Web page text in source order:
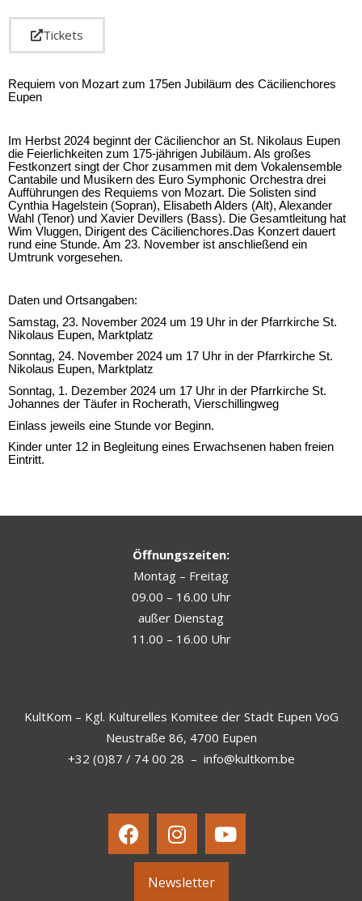
Tickets
Requiem von Mozart zum 175en Jubiläum des Cäcilienchores
Eupen
Im Herbst 2024 beginnt der Cäcilienchor an St. Nikolaus Eupen
die Feierlichkeiten zum 175-jährigen Jubiläum. Als großes
Festkonzert singt der Chor zusammen mit dem Vokalensemble
Cantabile und Musikern des Euro Symphonic Orchestra drei
Aufführungen des Requiems von Mozart. Die Solisten sind
Cynthia Hagelstein (Sopran), Elisabeth Alders (Alt), Alexander
Wahl (Tenor) und Xavier Devillers (Bass). Die Gesamtleitung hat
Wim Vluggen, Dirigent des Cäcilienchores.Das Konzert dauert
rund eine Stunde. Am 23. November ist anschließend ein
Umtrunk vorgesehen.
Daten und Ortsangaben:
Samstag, 23. November 2024 um 19 Uhr in der Pfarrkirche St.
Nikolaus Eupen, Marktplatz
Sonntag, 24. November 2024 um 17 Uhr in der Pfarrkirche St.
Nikolaus Eupen, Marktplatz
Sonntag, 1. Dezember 2024 um 17 Uhr in der Pfarrkirche St.
Johannes der Täufer in Rocherath, Vierschillingweg
Einlass jeweils eine Stunde vor Beginn.
Kinder unter 12 in Begleitung eines Erwachsenen haben freien
Eintritt.
Öffnungszeiten:
Montag – Freitag
09.00 – 16.00 Uhr
außer Dienstag
11.00 – 16.00 Uhr
KultKom – Kgl. Kulturelles Komitee der Stadt Eupen VoG
Neustraße 86, 4700 Eupen
+32 (0)87 / 74 00 28 – info@kultkom.be
Newsletter